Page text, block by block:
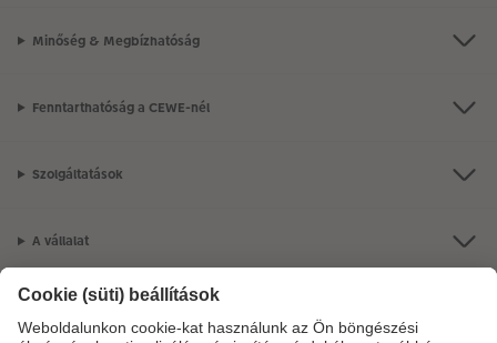
Minőség & Megbízhatóság
Fenntarthatóság a CEWE-nél
Szolgáltatások
A vállalat
Termékkínálat